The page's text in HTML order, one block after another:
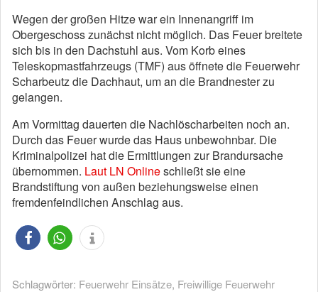
Wegen der großen Hitze war ein Innenangriff im
Obergeschoss zunächst nicht möglich. Das Feuer breitete
sich bis in den Dachstuhl aus. Vom Korb eines
Teleskopmastfahrzeugs (TMF) aus öffnete die Feuerwehr
Scharbeutz die Dachhaut, um an die Brandnester zu
gelangen.
Am Vormittag dauerten die Nachlöscharbeiten noch an.
Durch das Feuer wurde das Haus unbewohnbar. Die
Kriminalpolizei hat die Ermittlungen zur Brandursache
übernommen. Laut LN Onlineschließt sie eine
Brandstiftung von außen beziehungsweise einen
fremdenfeindlichen Anschlag aus.
Schlagwörter: Feuerwehr Einsätze, Freiwillige Feuerwehr